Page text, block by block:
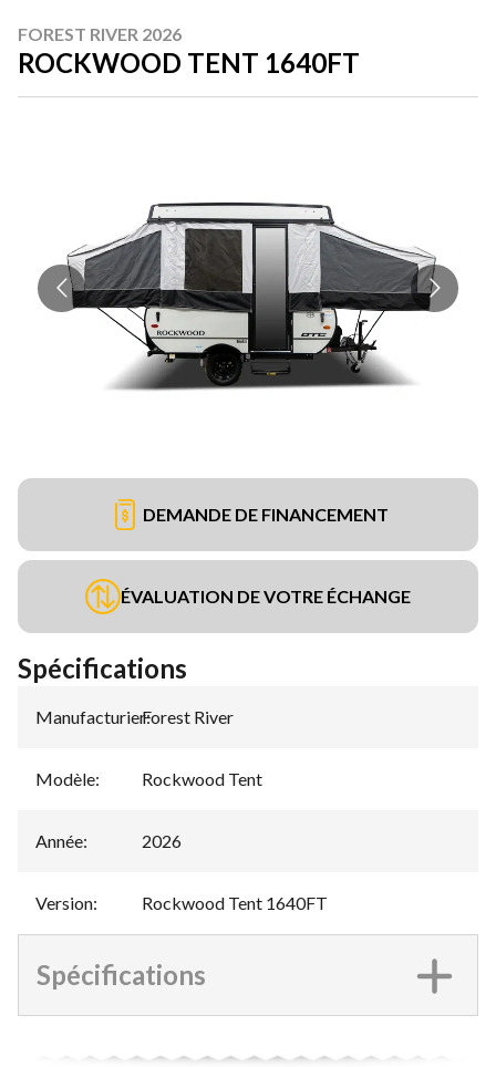
FOREST RIVER 2026
ROCKWOOD TENT 1640FT
DEMANDE DE FINANCEMENT
ÉVALUATION DE VOTRE ÉCHANGE
Spécifications
Manufacturier:
Forest River
Modèle: Rockwood Tent
Année: 2026
Version: Rockwood Tent 1640FT
Spécifications